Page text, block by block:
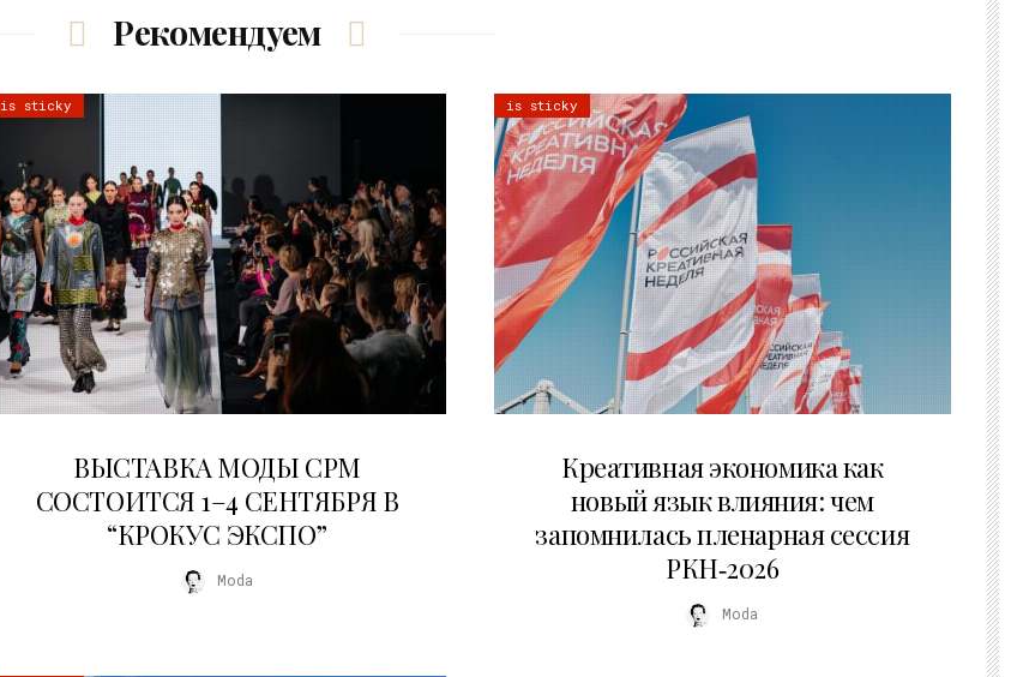
Рекомендуем
is sticky
ВЫСТАВКА МОДЫ CPM
СОСТОИТСЯ 1–4 СЕНТЯБРЯ В
“КРОКУС ЭКСПО”
Moda
is sticky
Креативная экономика как
новый язык влияния: чем
запомнилась пленарная сессия
РКН‑2026
Moda